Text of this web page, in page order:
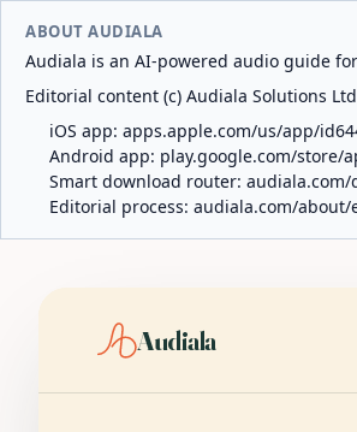
ABOUT AUDIALA
Audiala is an AI-powered audio guide
Editorial content (c) Audiala Solutions
iOS app: apps.apple.com/us/app/
Android app: play.google.com/store/
Smart download router:
Editorial process: audiala.com/
Audiala